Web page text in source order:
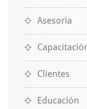
Asesoria
Clientes
Educación